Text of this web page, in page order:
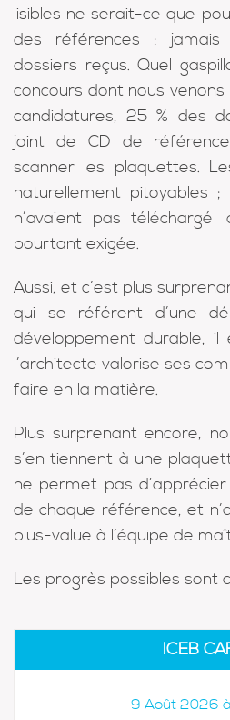
lisibles ne serait-ce que
des références :
dossiers reçus. Quel
concours dont nous venons
candidatures, 25 % des
joint de CD de
scanner les plaquettes.
naturellement pitoyables
n’avaient pas
pourtant exigée.
Aussi, et c’est plus
qui se référent d’une
développement durable, il
l’architecte valorise ses
faire en la matière.
Plus surprenant encore,
s’en tiennent à une
ne permet pas
de chaque référence, et
plus-value à l’équipe de
Les progrès possibles sont
ICEB
9 Août 2026